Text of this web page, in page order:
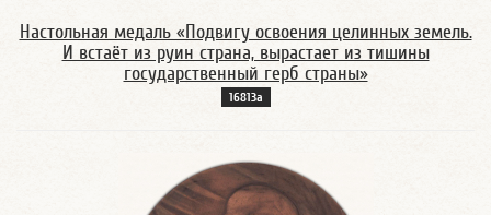
Настольная медаль «Подвигу освоения целинных земель.
И встаёт из руин страна, вырастает из тишины
государственный герб страны»
16813а